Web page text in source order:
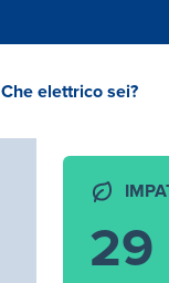
Che elettrico sei?
29